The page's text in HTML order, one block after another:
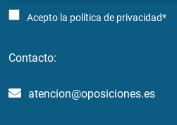
Acepto la política de privacidad*
Contacto:
atencion@oposiciones.es